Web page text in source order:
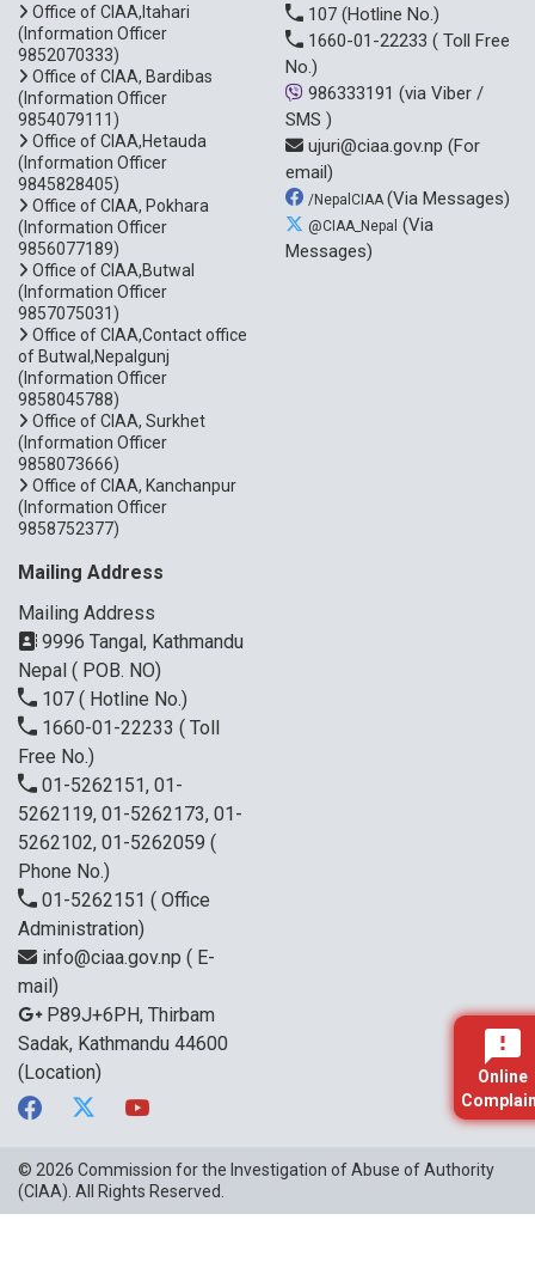
Online
Office of CIAA,Itahari
(Information Officer
9852070333)
Office of CIAA, Bardibas
(Information Officer
9854079111)
Office of CIAA,Hetauda
(Information Officer
9845828405)
Office of CIAA, Pokhara
(Information Officer
9856077189)
Office of CIAA,Butwal
(Information Officer
9857075031)
Office of CIAA,Contact office
of Butwal,Nepalgunj
(Information Officer
9858045788)
Office of CIAA, Surkhet
(Information Officer
9858073666)
Office of CIAA, Kanchanpur
(Information Officer
9858752377)
107 (Hotline No.)
1660-01-22233 ( Toll Free
No.)
986333191 (via Viber /
SMS )
ujuri@ciaa.gov.np (For
email)
/NepalCIAA (Via Messages)
@CIAA_Nepal (Via
Messages)
Mailing Address
Mailing Address
9996 Tangal, Kathmandu
Nepal ( POB. NO)
107 ( Hotline No.)
1660-01-22233 ( Toll
Free No.)
01-5262151, 01-
5262119, 01-5262173, 01-
5262102, 01-5262059 (
Phone No.)
01-5262151 ( Office
Administration)
info@ciaa.gov.np ( E-
mail)
P89J+6PH, Thirbam
Sadak, Kathmandu 44600
(Location)
© 2026 Commission for the Investigation of Abuse of Authority
(CIAA) . All Rights Reserved.